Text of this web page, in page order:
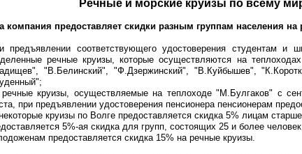
Речные и морские круизы по всему
компания предоставляет скидки разным группам населения
предъявлении соответствующего удостоверения студентам и
речные круизы, которые осуществляются на
"В.Белинский", "Ф.Дзержинский", "В.Куйбышев",
круизы, осуществляемые на теплоходе "М.Булгаков" с
при предъявлении удостоверения пенсионера пенсионерам
круизы по Волге предоставляется скидка 5% лицам
5%-ая скидка для групп, состоящих 25 и более
предоставляется скидка 15% на речные круизы.